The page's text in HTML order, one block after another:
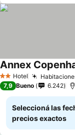
2 Estrellas
Hotel
Annex
7,9 Bueno 6.242
Seleccioná las
precios exactos